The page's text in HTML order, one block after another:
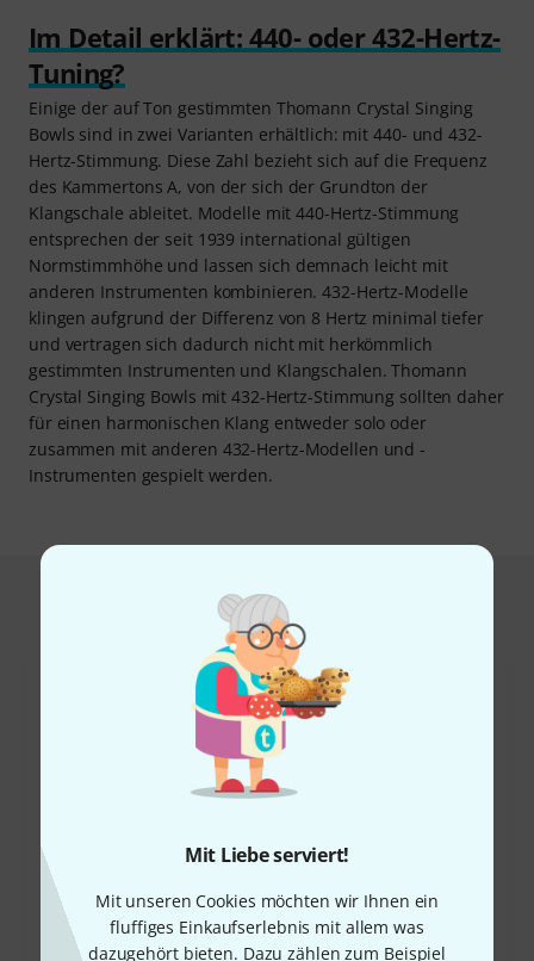
Mit Liebe serviert!
Mit unseren Cookies möchten wir Ihnen ein
fluffiges Einkaufserlebnis mit allem was
dazugehört bieten. Dazu zählen zum Beispiel
Im Detail erklärt: 440- oder 432-Hertz-
Tuning?
Einige der auf Ton gestimmten Thomann Crystal Singing
Bowls sind in zwei Varianten erhältlich: mit 440- und 432-
Hertz-Stimmung. Diese Zahl bezieht sich auf die Frequenz
des Kammertons A, von der sich der Grundton der
Klangschale ableitet. Modelle mit 440-Hertz-Stimmung
entsprechen der seit 1939 international gültigen
Normstimmhöhe und lassen sich demnach leicht mit
anderen Instrumenten kombinieren. 432-Hertz-Modelle
klingen aufgrund der Differenz von 8 Hertz minimal tiefer
und vertragen sich dadurch nicht mit herkömmlich
gestimmten Instrumenten und Klangschalen. Thomann
Crystal Singing Bowls mit 432-Hertz-Stimmung sollten daher
für einen harmonischen Klang entweder solo oder
zusammen mit anderen 432-Hertz-Modellen und -
Instrumenten gespielt werden.
Das kauften Kunden, die sich dieses
Produkt angesehen haben
32%
KAUFTEN
GENAU DIESES PRODUKT
KAUFTEN
Thomann Crystal Singing
Bowl CF 12" C